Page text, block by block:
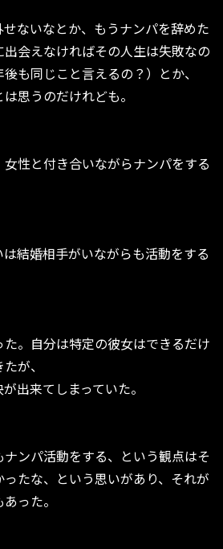
ないなとか、もうナンパを辞めた
会えなければその人生は失敗なの
も同じこと言えるの？）とか、
思うのだけれども。
性と付き合いながらナンパをする
結婚相手がいながらも活動をする
。自分は特定の彼女はできるだけ
が、
出来てしまっていた。
ンパ活動をする、という観点はそ
たな、という思いがあり、それが
った。